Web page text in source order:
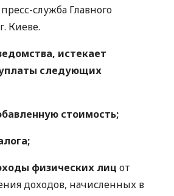
пресс-служба Главного
Киеве.
истекает
следующих
стоимость;
физических лиц от
доходов, начисленных в